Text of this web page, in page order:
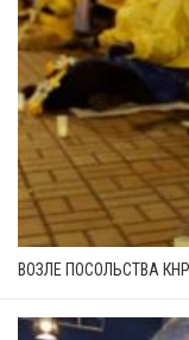
ВОЗЛЕ ПОСОЛЬСТВА